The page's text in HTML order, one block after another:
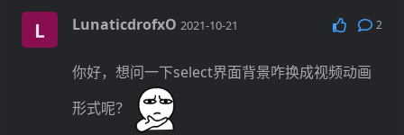
Windows 7
LunaticdrofxO 2021-10-21 2
你好，想问一下select界面背景咋换成视频动画
形式呢？